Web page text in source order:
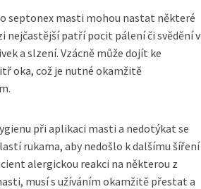
septonex masti mohou nastat některé
nejčastější patří pocit pálení či svědění v
a slzení. Vzácně může dojít ke
oka, což je nutné okamžitě
při aplikaci masti a nedotýkat se
rukama, aby nedošlo k dalšímu šíření
alergickou reakci na některou z
musí s užíváním okamžitě přestat a